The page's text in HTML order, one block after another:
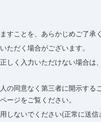
ことを、あらかじめご了承
ただく場合がございます。
しく入力いただけない場合は
の同意なく第三者に開示する
ージをご覧ください。
ないでください(正常に送信